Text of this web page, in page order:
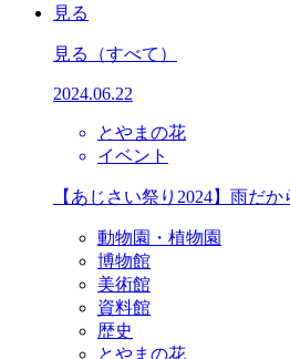
見る
見る （すべて）
2024.06.22
とやまの花
イベント
【あじさい祭り2024】雨だ
動物園・植物園
博物館
美術館
資料館
歴史
とやまの花